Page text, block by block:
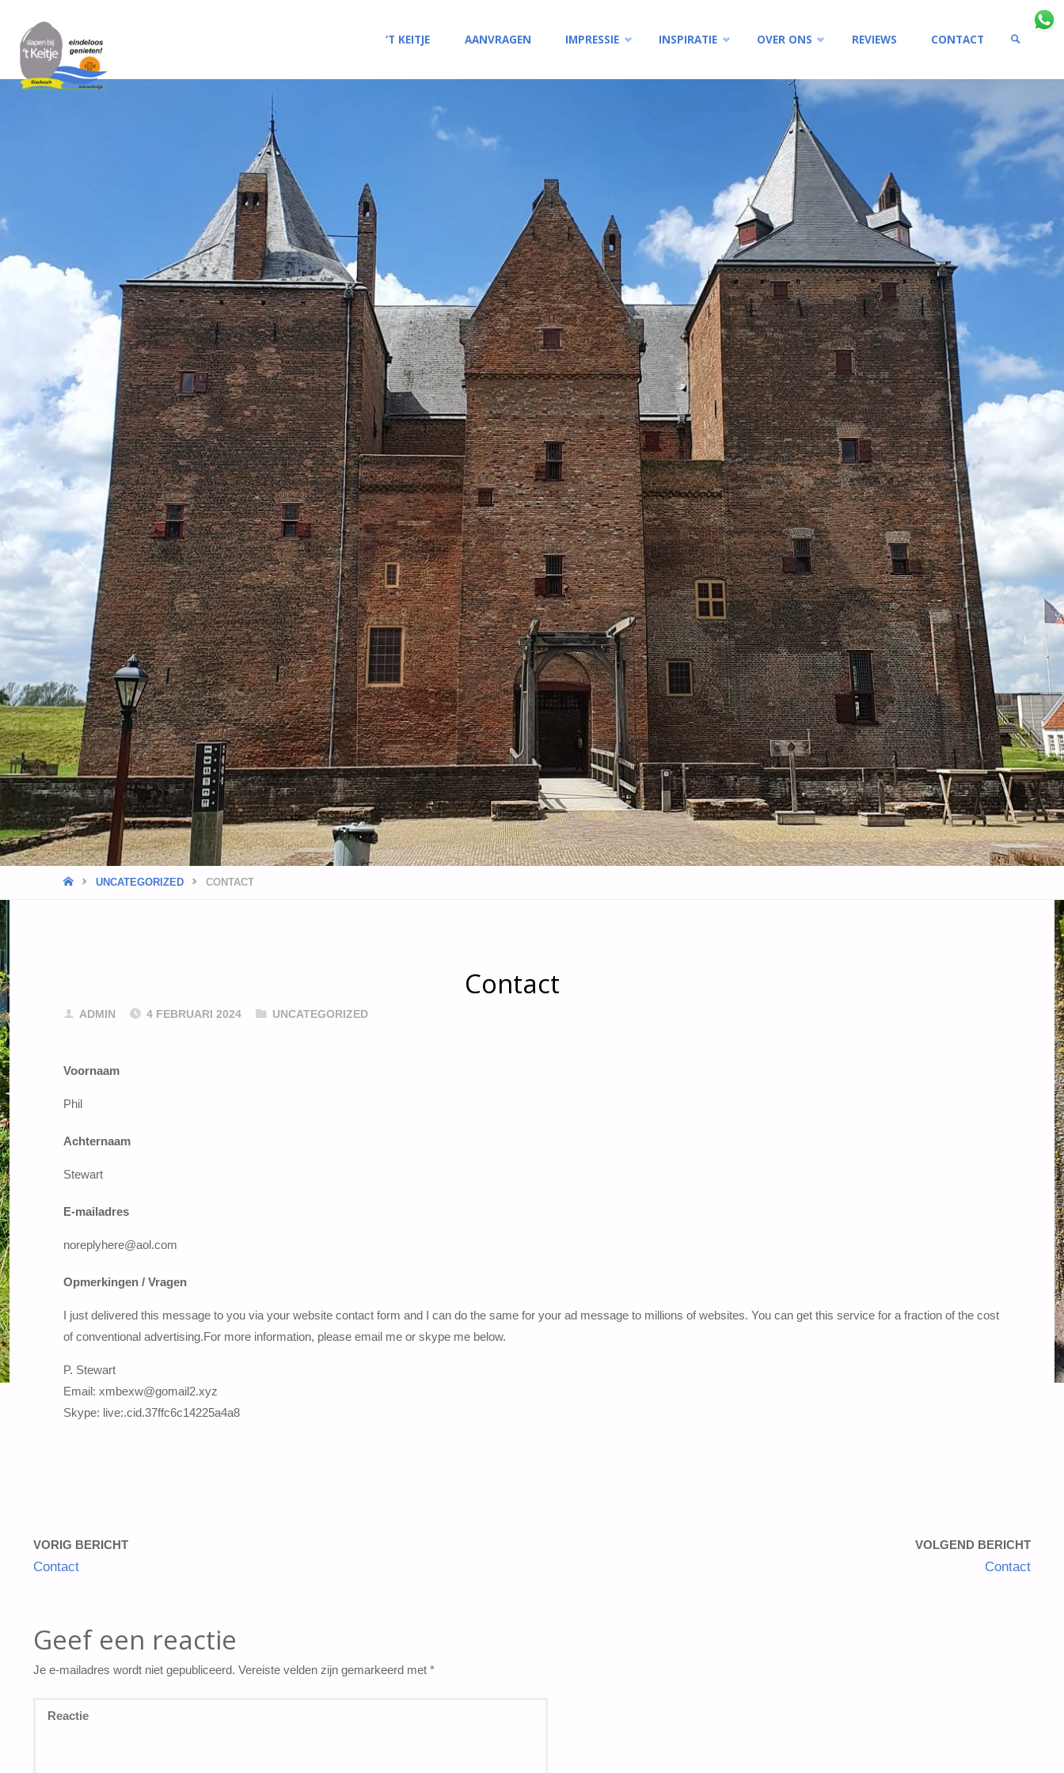
‘T KEITJE AANVRAGEN IMPRESSIE INSPIRATIE OVER ONS REVIEWS CONTACT
ZOEKEN
HOMEUNCATEGORIZED CONTACT
Contact
ADMIN 4 FEBRUARI 2024 UNCATEGORIZED
Voornaam
Phil
Achternaam
Stewart
E-mailadres
noreplyhere@aol.com
Opmerkingen / Vragen
I just delivered this message to you via your website contact form and I can do the same for your ad message to millions of websites. You can get this service for a fraction of the cost
of conventional advertising.For more information, please email me or skype me below.
P. Stewart
Email: xmbexw@gomail2.xyz
Skype: live:.cid.37ffc6c14225a4a8
VORIG BERICHT
Contact
VOLGEND BERICHT
Contact
Geef een reactie
Je e-mailadres wordt niet gepubliceerd. Vereiste velden zijn gemarkeerd met *